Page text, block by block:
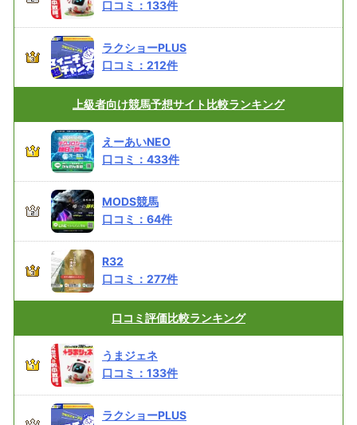
口コミ： 133件
ラクショーPLUS
口コミ： 212件
上級者向け競馬予想サイト比較ランキング
えーあいNEO
口コミ： 433件
MODS競馬
口コミ： 64件
R32
口コミ： 277件
口コミ評価比較ランキング
うまジェネ
口コミ： 133件
ラクショーPLUS